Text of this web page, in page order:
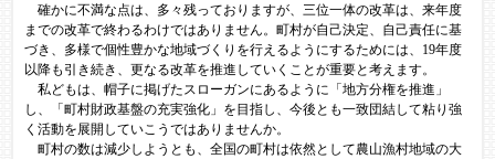
確かに不満な点は、多々残っておりますが、三位一体の改革は、来年度
までの改革で終わるわけではありません。町村が自己決定、自己責任に基
づき、多様で個性豊かな地域づくりを行えるようにするためには、19年度
以降も引き続き、更なる改革を推進していくことが重要と考えます。
私どもは、帽子に掲げたスローガンにあるように「地方分権を推進」
し、「町村財政基盤の充実強化」を目指し、今後とも一致団結して粘り強
く活動を展開していこうではありませんか。
町村の数は減少しようとも、全国の町村は依然として農山漁村地域の大